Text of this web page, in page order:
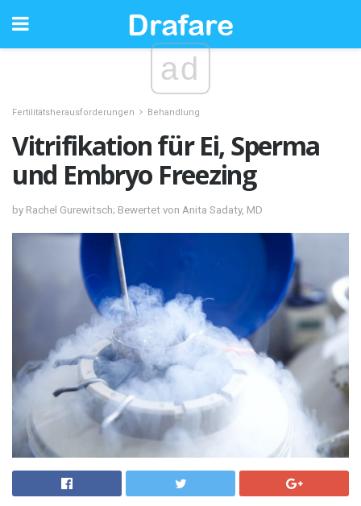
ad
Fertilitätsherausforderungen Behandlung
Vitrifikation für Ei, Sperma
und Embryo Freezing
by Rachel Gurewitsch; Bewertet von Anita Sadaty, MD